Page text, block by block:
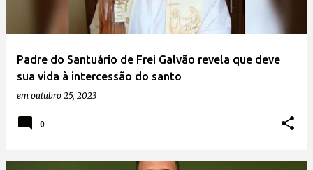
Padre do Santuário de Frei Galvão revela que deve
sua vida à intercessão do santo
em outubro 25, 2023
0